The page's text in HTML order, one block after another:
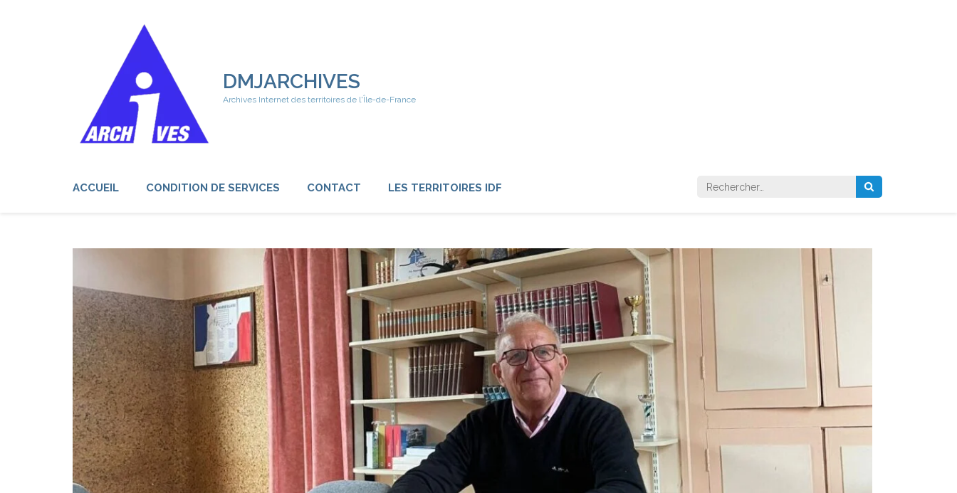
DMJARCHIVES
Archives Internet des territoires de l'Île-de-France
ACCUEIL CONDITION DE SERVICES CONTACT LES TERRITOIRES IDF Rechercher :